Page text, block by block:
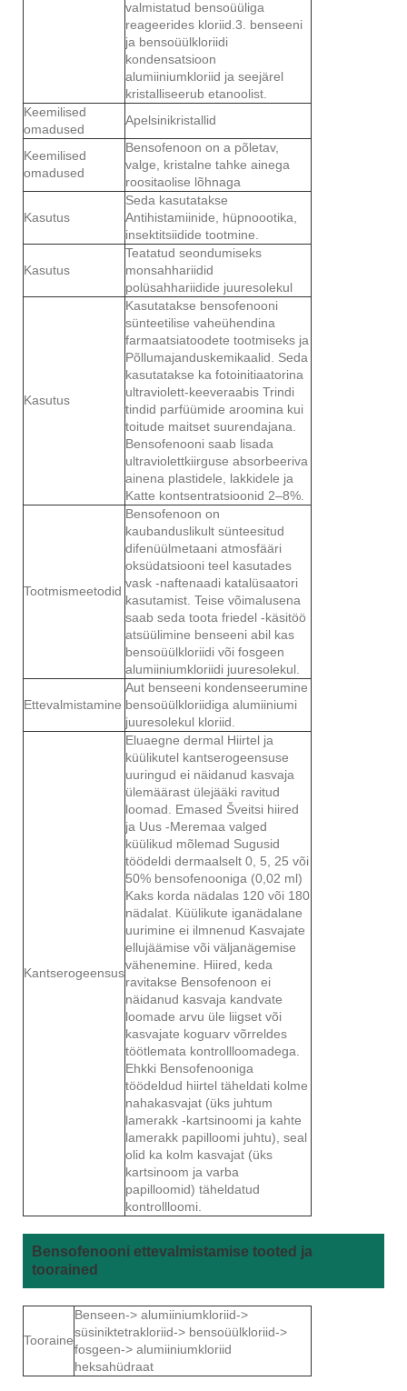
valmistatud bensoüüliga
reageerides kloriid.3. benseeni
ja bensoüülkloriidi
kondensatsioon
alumiiniumkloriid ja seejärel
kristalliseerub etanoolist.
Keemilised
omadused
Apelsinikristallid
Keemilised
omadused
Bensofenoon on a põletav,
valge, kristalne tahke ainega
roositaolise lõhnaga
Kasutus
Seda kasutatakse
Antihistamiinide, hüpnoootika,
insektitsiidide tootmine.
Kasutus
Teatatud seondumiseks
monsahhariidid
polüsahhariidide juuresolekul
Kasutus
Kasutatakse bensofenooni
sünteetilise vaheühendina
farmaatsiatoodete tootmiseks ja
Põllumajanduskemikaalid. Seda
kasutatakse ka fotoinitiaatorina
ultraviolett-keeveraabis Trindi
tindid parfüümide aroomina kui
toitude maitset suurendajana.
Bensofenooni saab lisada
ultraviolettkiirguse absorbeeriva
ainena plastidele, lakkidele ja
Katte kontsentratsioonid 2–8%.
Tootmismeetodid
Bensofenoon on
kaubanduslikult sünteesitud
difenüülmetaani atmosfääri
oksüdatsiooni teel kasutades
vask -naftenaadi katalüsaatori
kasutamist. Teise võimalusena
saab seda toota friedel -käsitöö
atsüülimine benseeni abil kas
bensoüülkloriidi või fosgeen
alumiiniumkloriidi juuresolekul.
Ettevalmistamine
Aut benseeni kondenseerumine
bensoüülkloriidiga alumiiniumi
juuresolekul kloriid.
Kantserogeensus
Eluaegne dermal Hiirtel ja
küülikutel kantserogeensuse
uuringud ei näidanud kasvaja
ülemäärast ülejääki ravitud
loomad. Emased Šveitsi hiired
ja Uus -Meremaa valged
küülikud mõlemad Sugusid
töödeldi dermaalselt 0, 5, 25 või
50% bensofenooniga (0,02 ml)
Kaks korda nädalas 120 või 180
nädalat. Küülikute iganädalane
uurimine ei ilmnenud Kasvajate
ellujäämise või väljanägemise
vähenemine. Hiired, keda
ravitakse Bensofenoon ei
näidanud kasvaja kandvate
loomade arvu üle liigset või
kasvajate koguarv võrreldes
töötlemata kontrollloomadega.
Ehkki Bensofenooniga
töödeldud hiirtel täheldati kolme
nahakasvajat (üks juhtum
lamerakk -kartsinoomi ja kahte
lamerakk papilloomi juhtu), seal
olid ka kolm kasvajat (üks
kartsinoom ja varba
papilloomid) täheldatud
kontrollloomi.
Bensofenooni ettevalmistamise tooted ja
toorained
Tooraine
Benseen-> alumiiniumkloriid->
süsiniktetrakloriid-> bensoüülkloriid->
fosgeen-> alumiiniumkloriid
heksahüdraat